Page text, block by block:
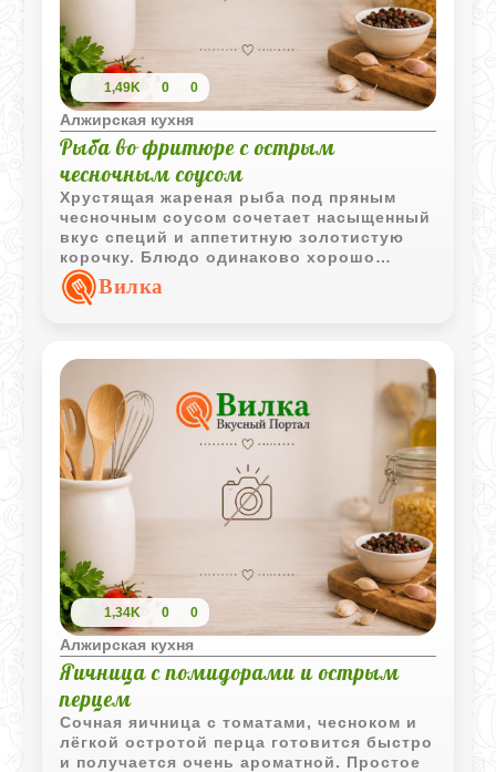
1,49K 0 0
Алжирская кухня
Рыба во фритюре с острым
чесночным соусом
Хрустящая жареная рыба под пряным
чесночным соусом сочетает насыщенный
вкус специй и аппетитную золотистую
корочку. Блюдо одинаково хорошо
подаётся как горячим, так и
охлаждённым.
Вилка
1,34K 0 0
Алжирская кухня
Яичница с помидорами и острым
перцем
Сочная яичница с томатами, чесноком и
лёгкой остротой перца готовится быстро
и получается очень ароматной. Простое